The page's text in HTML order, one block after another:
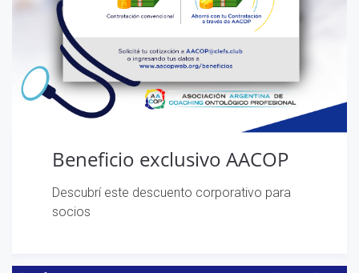
Beneficio exclusivo AACOP
Descubrí este descuento corporativo para
socios